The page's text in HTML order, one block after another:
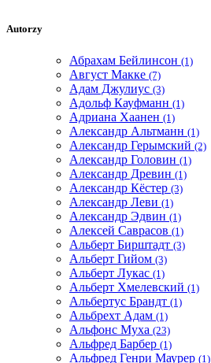
Autorzy
Абрахам Бейлинсон (1)
Август Макке (7)
Адам Джулиус (3)
Адольф Кауфманн (1)
Адриана Хаанен (1)
Александр Альтманн (1)
Александр Герымский (2)
Александр Головин (1)
Александр Древин (1)
Александр Кёстер (3)
Александр Леви (1)
Александр Эдвин (1)
Алексей Саврасов (1)
Альберт Бирштадт (3)
Альберт Гийом (3)
Альберт Лукас (1)
Альберт Хмелевский (1)
Альбертус Брандт (1)
Альбрехт Адам (1)
Альфонс Муха (23)
Альфред Барбер (1)
Альфред Генри Маурер (1)